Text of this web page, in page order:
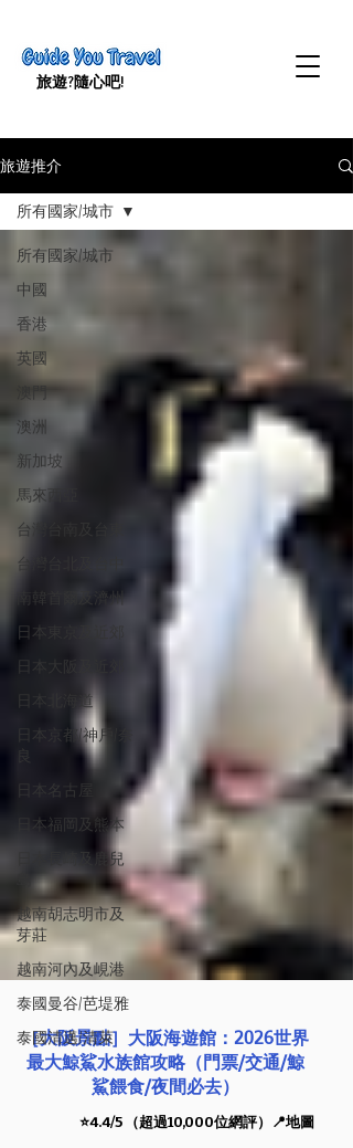
旅遊​?隨心吧!
旅遊推介
所有國家/城市
中國
香港
英國
澳門
澳洲
新加坡
馬來西亞
台灣台南及台東
台灣台北及台中
南韓首爾及濟州
日本東京及近郊
日本大阪及近郊
日本北海道
日本京都/神戶/奈
日本名古屋
日本福岡及熊本
日本長崎及鹿兒
島
越南胡志明市及
芽莊
越南河內及峴港
泰國曼谷/芭堤雅
泰國清邁/清萊
所有國家/城市
［大阪景點］大阪海遊館：2026世界
最大鯨鯊水族館攻略（門票/交通/鯨
鯊餵食/夜間必去）